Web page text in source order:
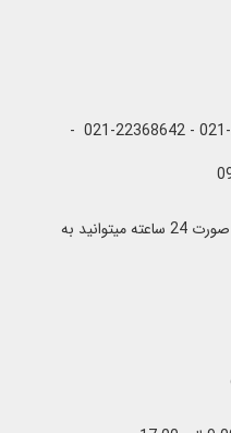
021-22065033 - 021-22368641 - 021-22368642 -
در صورت ایراد یا اشغال خطوط به صورت 24 ساعته میتوانید به